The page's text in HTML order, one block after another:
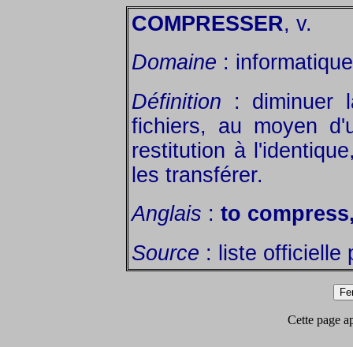
COMPRESSER, v.
Domaine :
Définition : diminuer
fichiers, au moyen
restitution à
les transférer.
Anglais : to
Source : liste officielle
Cette page